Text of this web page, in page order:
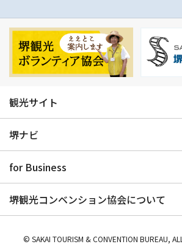
観光サイト
堺ナビ
for Business
堺観光コンベンション協会について
© SAKAI TOURISM & CONVENTION BUREAU,